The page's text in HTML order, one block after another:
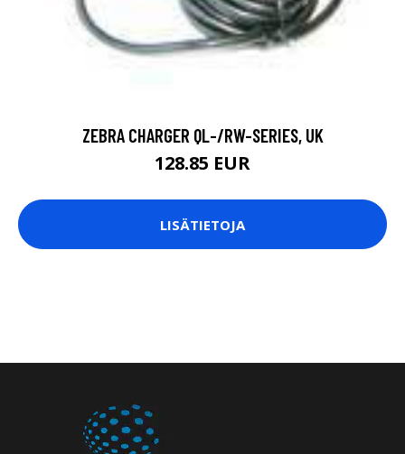
ZEBRA CHARGER QL-/RW-SERIES, UK
128.85 EUR
LISÄTIETOJA